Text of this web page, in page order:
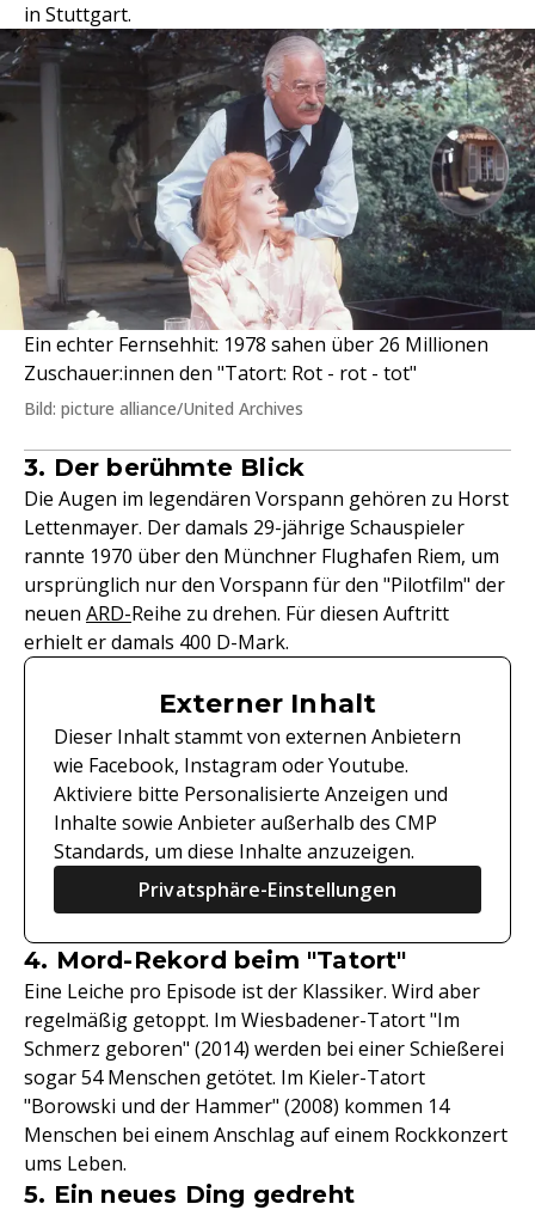
in Stuttgart.
Ein echter Fernsehhit: 1978 sahen über 26 Millionen
Zuschauer:innen den "Tatort: Rot - rot - tot"
Bild: picture alliance/United Archives
3. Der berühmte Blick
Die Augen im legendären Vorspann gehören zu Horst
Lettenmayer. Der damals 29-jährige Schauspieler
rannte 1970 über den Münchner Flughafen Riem, um
ursprünglich nur den Vorspann für den "Pilotfilm" der
neuen ARD-Reihe zu drehen. Für diesen Auftritt
erhielt er damals 400 D-Mark.
Externer Inhalt
Dieser Inhalt stammt von externen Anbietern
wie Facebook, Instagram oder Youtube.
Aktiviere bitte Personalisierte Anzeigen und
Inhalte sowie Anbieter außerhalb des CMP
Standards, um diese Inhalte anzuzeigen.
Privatsphäre-Einstellungen
4. Mord-Rekord beim "Tatort"
Eine Leiche pro Episode ist der Klassiker. Wird aber
regelmäßig getoppt. Im Wiesbadener-Tatort "Im
Schmerz geboren" (2014) werden bei einer Schießerei
sogar 54 Menschen getötet. Im Kieler-Tatort
"Borowski und der Hammer" (2008) kommen 14
Menschen bei einem Anschlag auf einem Rockkonzert
ums Leben.
5. Ein neues Ding gedreht